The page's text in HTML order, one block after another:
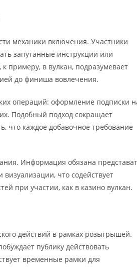
механики включения. Участники
запутанные инструкции или
примеру, в вулкан, подразумевает
до финиша вовлечения.
операций: оформление подписки
Подобный подход сокращает
что каждое добавочное требование
Информация обязана
что содействует
при участии, как в казино вулкан.
действий в рамках розыгрышей.
публику действовать
временные рамки для